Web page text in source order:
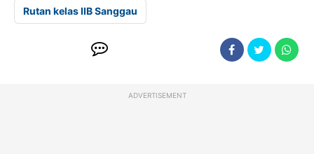
Rutan kelas IIB Sanggau
ADVERTISEMENT